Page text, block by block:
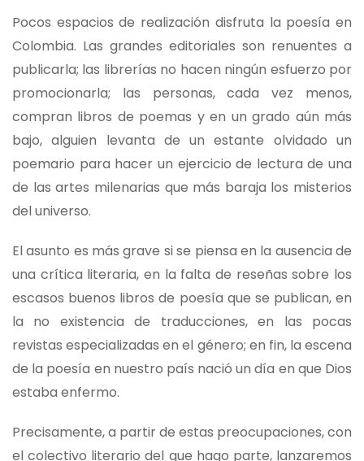
Pocos espacios de realización disfruta la poesía en
Colombia. Las grandes editoriales son renuentes a
publicarla; las librerías no hacen ningún esfuerzo por
promocionarla; las personas, cada vez menos,
compran libros de poemas y en un grado aún más
bajo, alguien levanta de un estante olvidado un
poemario para hacer un ejercicio de lectura de una
de las artes milenarias que más baraja los misterios
del universo.
El asunto es más grave si se piensa en la ausencia de
una crítica literaria, en la falta de reseñas sobre los
escasos buenos libros de poesía que se publican, en
la no existencia de traducciones, en las pocas
revistas especializadas en el género; en fin, la escena
de la poesía en nuestro país nació un día en que Dios
estaba enfermo.
Precisamente, a partir de estas preocupaciones, con
el colectivo literario del que hago parte, lanzaremos